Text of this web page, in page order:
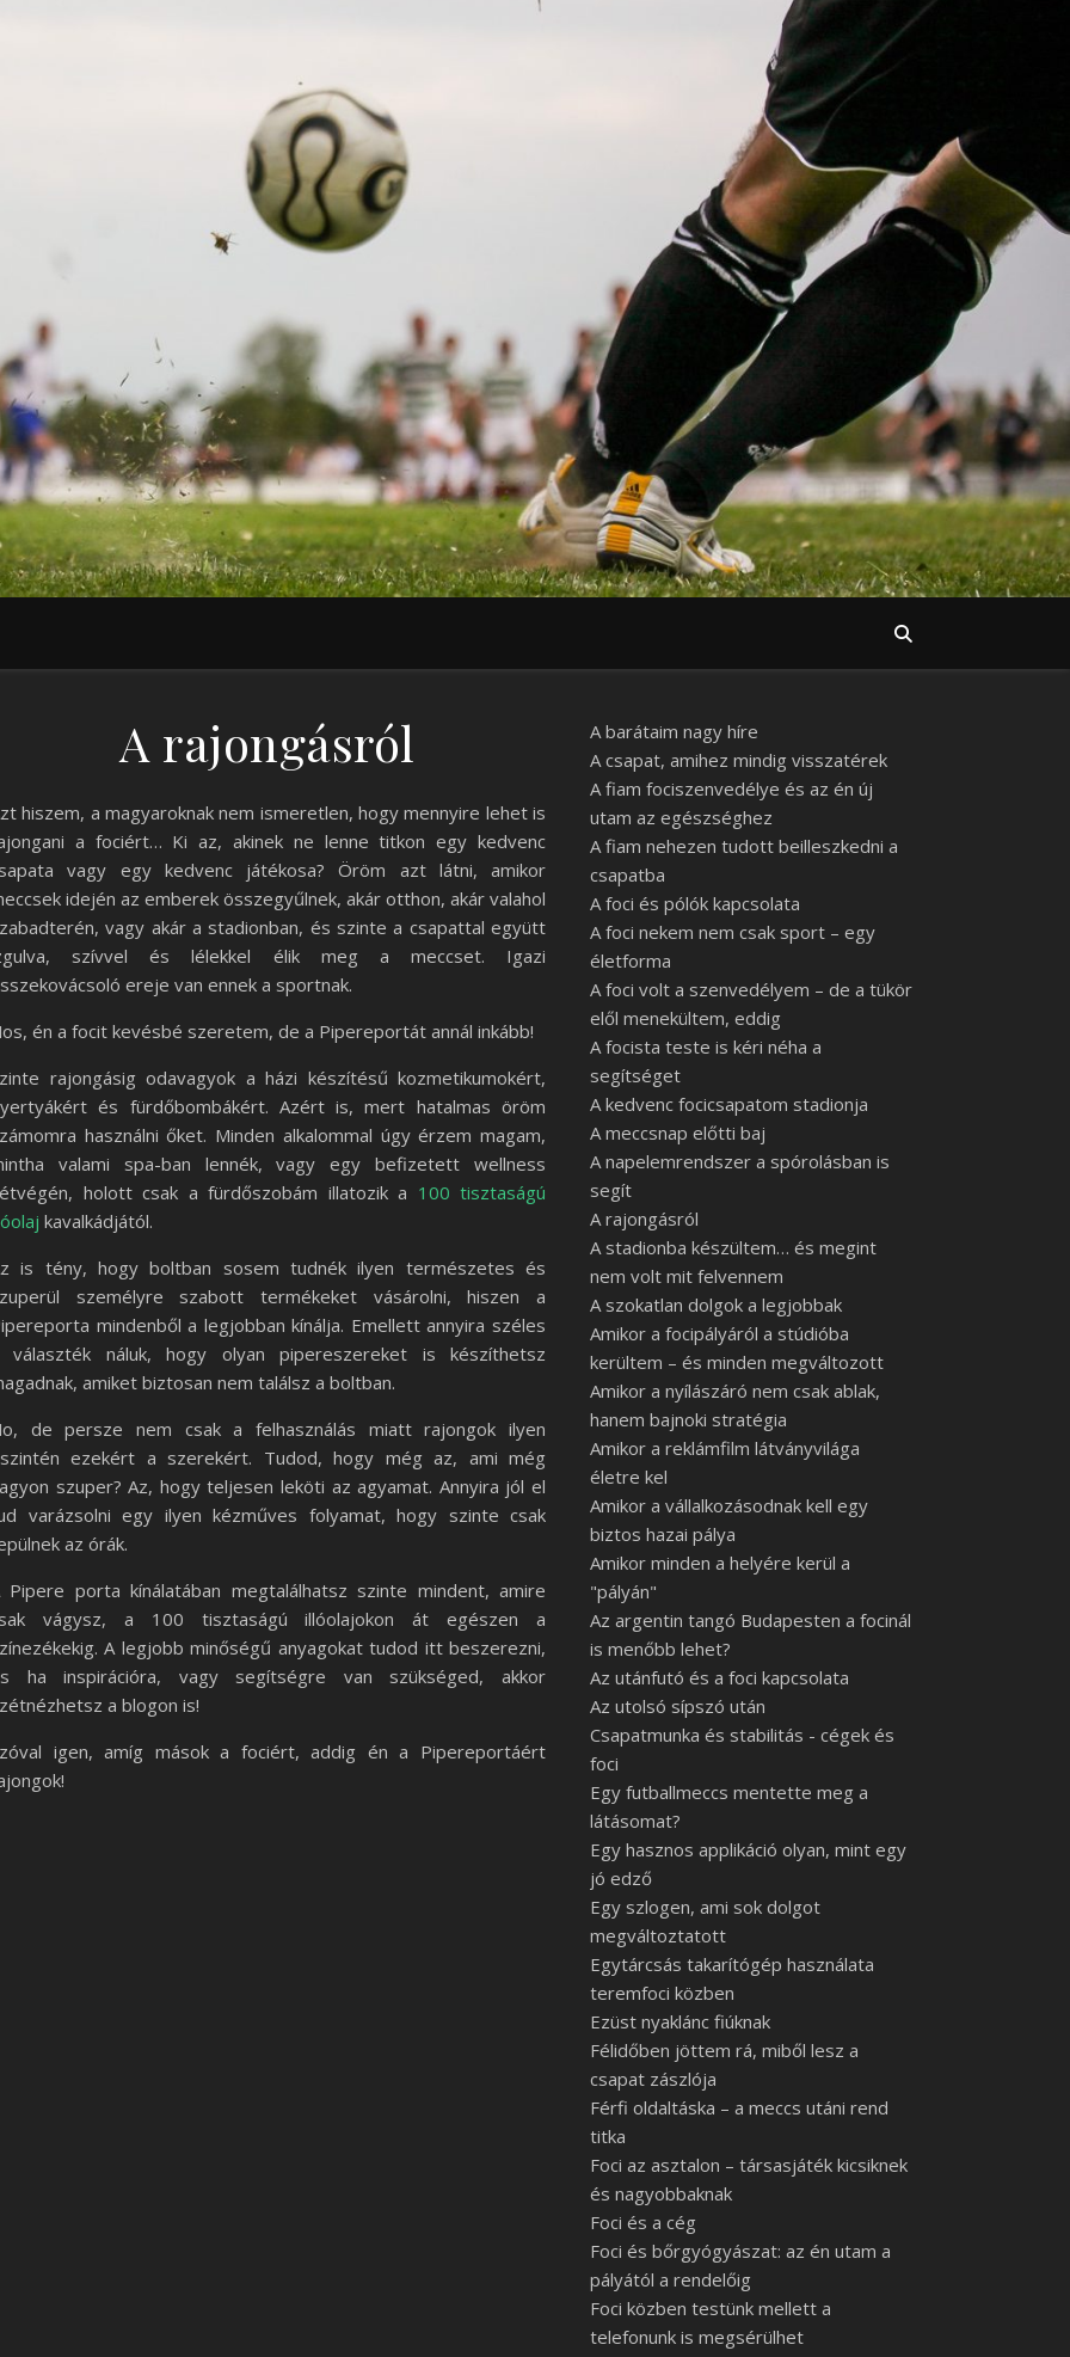
A rajongásról
hiszem, a magyaroknak nem ismeretlen, hogy mennyire lehet is
a fociért… Ki az, akinek ne lenne titkon egy kedvenc
vagy egy kedvenc játékosa? Öröm azt látni, amikor
idején az emberek összegyűlnek, akár otthon, akár valahol
vagy akár a stadionban, és szinte a csapattal együtt
szívvel és lélekkel élik meg a meccset. Igazi
ereje van ennek a sportnak.
én a focit kevésbé szeretem, de a Pipereportát annál inkább!
rajongásig odavagyok a házi készítésű kozmetikumokért,
és fürdőbombákért. Azért is, mert hatalmas öröm
használni őket. Minden alkalommal úgy érzem magam,
valami spa-ban lennék, vagy egy befizetett wellness
holott csak a fürdőszobám illatozik a 100 tisztaságú
kavalkádjától.
is tény, hogy boltban sosem tudnék ilyen természetes és
személyre szabott termékeket vásárolni, hiszen a
mindenből a legjobban kínálja. Emellett annyira széles
választék náluk, hogy olyan pipereszereket is készíthetsz
amiket biztosan nem találsz a boltban.
de persze nem csak a felhasználás miatt rajongok ilyen
ezekért a szerekért. Tudod, hogy még az, ami még
szuper? Az, hogy teljesen leköti az agyamat. Annyira jól el
varázsolni egy ilyen kézműves folyamat, hogy szinte csak
az órák.
Pipere porta kínálatában megtalálhatsz szinte mindent, amire
vágysz, a 100 tisztaságú illóolajokon át egészen a
A legjobb minőségű anyagokat tudod itt beszerezni,
ha inspirációra, vagy segítségre van szükséged, akkor
a blogon is!
igen, amíg mások a fociért, addig én a Pipereportáért
A barátaim nagy híre
A csapat, amihez mindig visszatérek
A fiam fociszenvedélye és az én új
utam az egészséghez
A fiam nehezen tudott beilleszkedni a
csapatba
A foci és pólók kapcsolata
A foci nekem nem csak sport – egy
életforma
A foci volt a szenvedélyem – de a tükör
elől menekültem, eddig
A focista teste is kéri néha a
segítséget
A kedvenc focicsapatom stadionja
A meccsnap előtti baj
A napelemrendszer a spórolásban is
segít
A rajongásról
A stadionba készültem… és megint
nem volt mit felvennem
A szokatlan dolgok a legjobbak
Amikor a focipályáról a stúdióba
kerültem – és minden megváltozott
Amikor a nyílászáró nem csak ablak,
hanem bajnoki stratégia
Amikor a reklámfilm látványvilága
életre kel
Amikor a vállalkozásodnak kell egy
biztos hazai pálya
Amikor minden a helyére kerül a
"pályán"
Az argentin tangó Budapesten a focinál
is menőbb lehet?
Az utánfutó és a foci kapcsolata
Az utolsó sípszó után
Csapatmunka és stabilitás - cégek és
foci
Egy futballmeccs mentette meg a
látásomat?
Egy hasznos applikáció olyan, mint egy
jó edző
Egy szlogen, ami sok dolgot
megváltoztatott
Egytárcsás takarítógép használata
teremfoci közben
Ezüst nyaklánc fiúknak
Félidőben jöttem rá, miből lesz a
csapat zászlója
Férfi oldaltáska – a meccs utáni rend
titka
Foci az asztalon – társasjáték kicsiknek
és nagyobbaknak
Foci és a cég
Foci és bőrgyógyászat: az én utam a
pályától a rendelőig
Foci közben testünk mellett a
telefonunk is megsérülhet